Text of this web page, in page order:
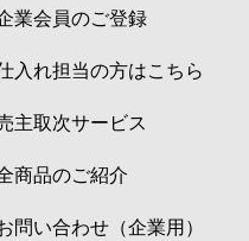
業会員のご登録
入れ担当の方はこちら
主取次サービス
商品のご紹介
問い合わせ（企業用）